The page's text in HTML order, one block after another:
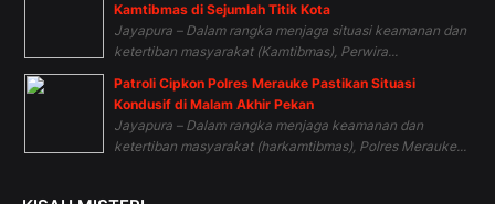
Kamtibmas di Sejumlah Titik Kota
Jayapura – Dalam rangka menjaga situasi keamanan dan
ketertiban masyarakat (Kamtibmas), Perwira...
Patroli Cipkon Polres Merauke Pastikan Situasi
Kondusif di Malam Akhir Pekan
Jayapura – Dalam rangka menjaga keamanan dan
ketertiban masyarakat (harkamtibmas), Polres Merauke...